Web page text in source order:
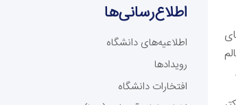
اطلاع‌رسانی‌ها
اطلاعیه‌های دانشگاه
رویدادها
افتخارات دانشگاه